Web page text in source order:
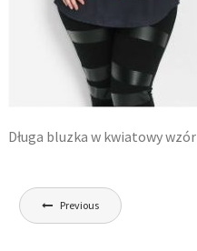
Długa bluzka w kwiatowy wzór
Nawigacja
wpisu
Previous